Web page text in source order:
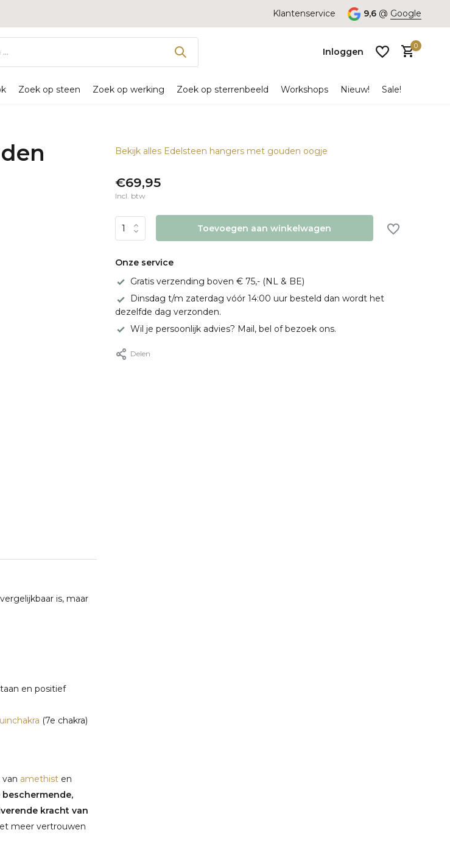
Klantenservice 9,6 @ Google
Inloggen
Account
0
Zoek op steen Zoek op werking Zoek op sterrenbeeld Workshops Nieuw! Sale!
is, maar
en positief
(7e chakra)
amethist en
beschermende,
kracht van
meer vertrouwen
Bekijk alles Edelsteen hangers met gouden oogje
€69,95
Incl. btw
Toevoegen aan winkelwagen
Onze service
Gratis verzending boven € 75,- (NL & BE)
Dinsdag t/m zaterdag vóór 14:00 uur besteld dan wordt het
dezelfde dag verzonden.
Wil je persoonlijk advies? Mail, bel of bezoek ons.
Delen